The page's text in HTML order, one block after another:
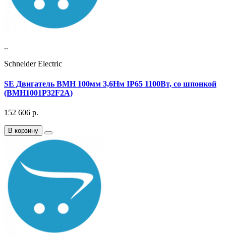
..
Schneider Electric
SE Двигатель BMH 100мм 3,6Нм IP65 1100Вт, со шпонкой
(BMH1001P32F2A)
152 606 р.
В корзину